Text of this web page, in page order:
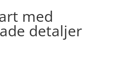
med
detaljer